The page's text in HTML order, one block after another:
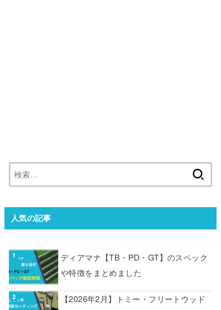
索:
人気の記事
ディアマナ【TB・PD・GT】のスペック
や特徴をまとめました
【2026年2月】トミー・フリートウッド